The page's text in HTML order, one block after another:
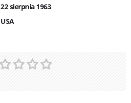
22 sierpnia 1963
USA